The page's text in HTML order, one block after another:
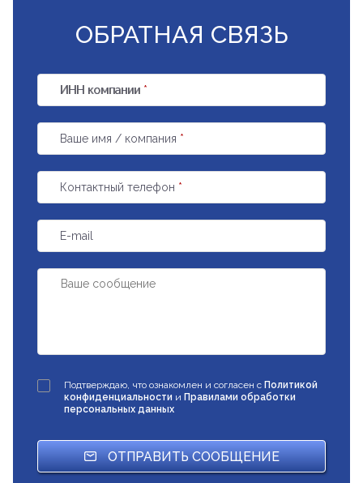
ОБРАТНАЯ СВЯЗЬ
ИНН компании *
Ваше имя / компания *
Контактный телефон *
E-mail
Подтверждаю, что ознакомлен и согласен с Политикой
конфиденциальности и Правилами обработки
персональных данных
ОТПРАВИТЬ СООБЩЕНИЕ